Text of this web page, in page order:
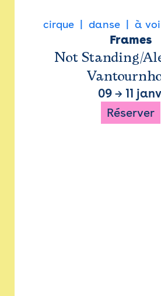
cirque danse à
Frames
Not Standing/
09→ 11
Réserver